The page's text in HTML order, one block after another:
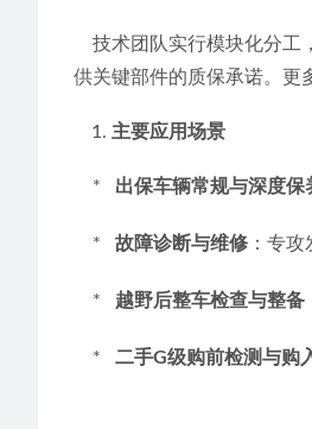
供关键部件的质保承诺。更
主要应用场景
    *
出保车辆常规与深度保
    *
故障诊断与维修 ：专
    *
越野后整车检查与整备
    *
二手G级购前检测与购